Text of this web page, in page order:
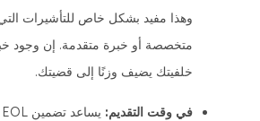
وهذا مفيد بشكل خاص للتأشيرات
متخصصة أو خبرة متقدمة. إن وجود
خلفيتك يضيف وزنًا إلى قضيتك.
في وقت التقديم: